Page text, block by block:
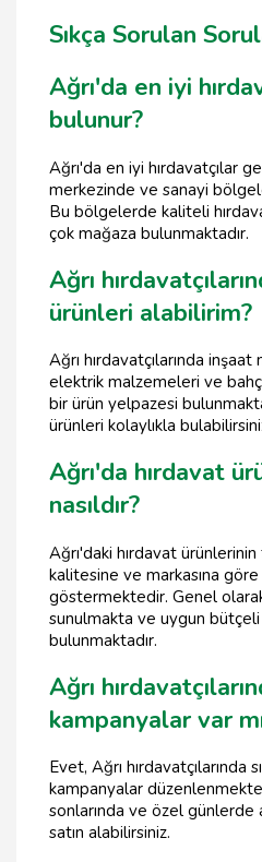
Sıkça Sorulan
Ağrı'da en iyi
bulunur?
Ağrı'da en iyi hırdavatçılar
merkezinde ve sanayi
Bu bölgelerde kaliteli
çok mağaza bulunmaktadır.
Ağrı
ürünleri alabilirim?
Ağrı hırdavatçılarında
elektrik malzemeleri ve
bir ürün yelpazesi
ürünleri kolaylıkla
Ağrı'da hırdavat
nasıldır?
Ağrı'daki hırdavat ürünlerinin
kalitesine ve markasına
göstermektedir. Genel
sunulmakta ve uygun
bulunmaktadır.
Ağrı
kampanyalar var
Evet, Ağrı hırdavatçılarında
kampanyalar
sonlarında ve özel günlerde
satın alabilirsiniz.